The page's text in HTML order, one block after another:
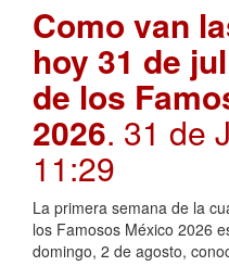
Como van
hoy 31 de
de los
2026. 31 de
11:29
La primera semana de la
los Famosos México 2026
domingo, 2 de agosto,